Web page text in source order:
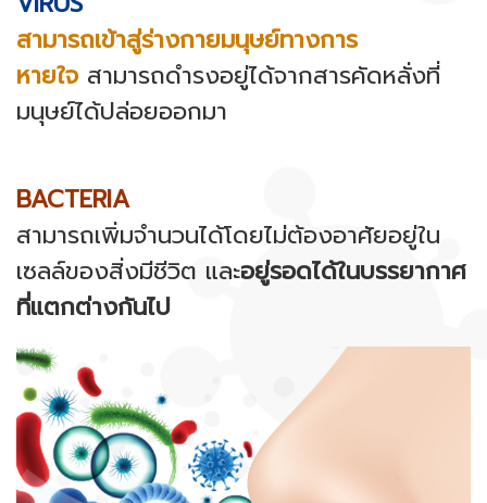
สามารถเข้าสู่ร่างกายมนุษย์ทางการ
หายใจ สามารถดำรงอยู่ได้จากสารคัดหลั่งที่
มนุษย์ได้ปล่อยออกมา
BACTERIA
สามารถเพิ่มจำนวนได้โดยไม่ต้องอาศัยอยู่ใน
เซลล์ของสิ่งมีชีวิต และอยู่รอดได้ในบรรยากาศ
ที่แตกต่างกันไป